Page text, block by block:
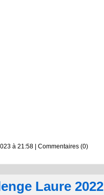
à 21:58 Commentaires (0)
Laure 2022